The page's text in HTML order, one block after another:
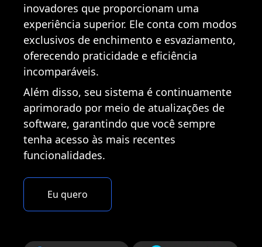
inovadores que proporcionam uma
experiência superior. Ele conta com modos
exclusivos de enchimento e esvaziamento,
oferecendo praticidade e eficiência
incomparáveis.
Além disso, seu sistema é continuamente
aprimorado por meio de atualizações de
software, garantindo que você sempre
tenha acesso às mais recentes
funcionalidades.
Eu quero